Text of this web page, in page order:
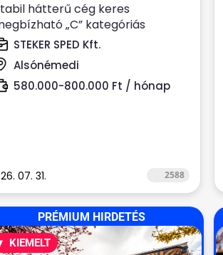
hátterű cég keres
„C” kategóriás
vezetőt hosszú
Alsónémedi...
STEKER SPED Kft.
Alsónémedi
580.000-800.000 Ft / hónap
07. 31. 2588
PRÉMIUM HIRDETÉS
KIEMELT